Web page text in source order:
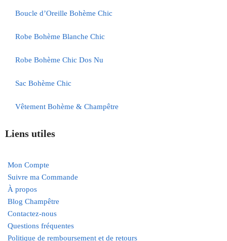
Boucle d’Oreille Bohème Chic
Robe Bohème Blanche Chic
Robe Bohème Chic Dos Nu
Sac Bohème Chic
Vêtement Bohème & Champêtre
Liens utiles
Mon Compte
Suivre ma Commande
À propos
Blog Champêtre
Contactez-nous
Questions fréquentes
Politique de remboursement et de retours